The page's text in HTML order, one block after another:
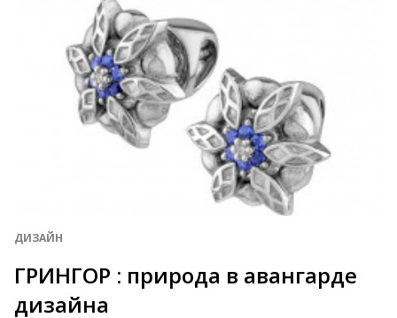
ДИЗАЙН
ГРИНГОР : природа в авангарде
дизайна